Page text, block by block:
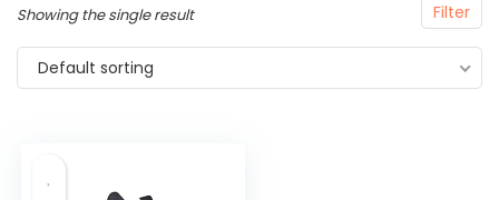
Filter
Showing the single result
Default sorting